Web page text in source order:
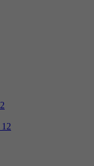
2
12